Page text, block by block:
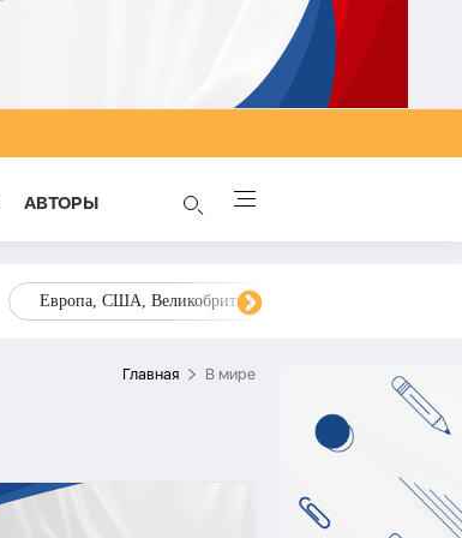
AВТОРЫ
Европа, США, Великобритания, Украина, Запад,
Главная В мире